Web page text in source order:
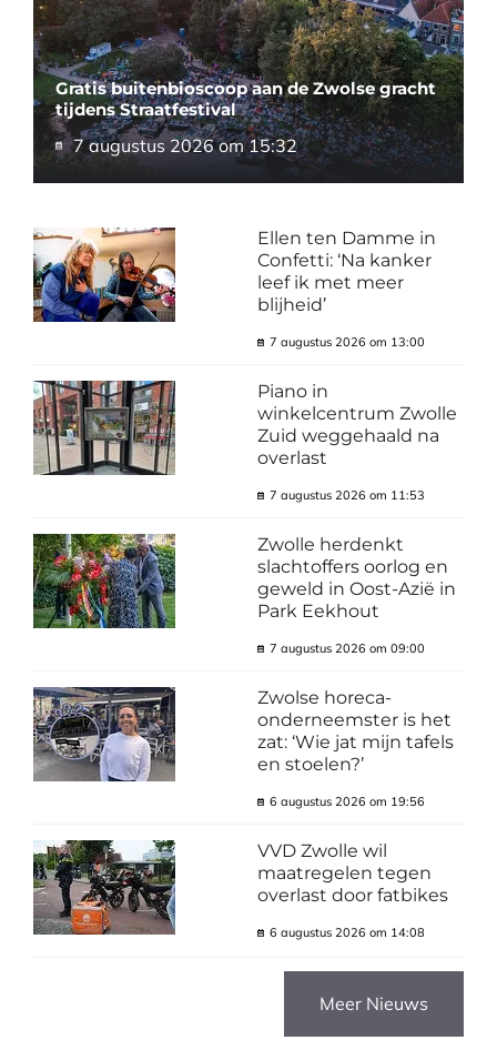
Gratis buitenbioscoop aan de Zwolse gracht
tijdens Straatfestival
7 augustus 2026 om 15:32
Ellen ten Damme in
Confetti: ‘Na kanker
leef ik met meer
blijheid’
7 augustus 2026 om 13:00
Piano in
winkelcentrum Zwolle
Zuid weggehaald na
overlast
7 augustus 2026 om 11:53
Zwolle herdenkt
slachtoffers oorlog en
geweld in Oost-Azië in
Park Eekhout
7 augustus 2026 om 09:00
Zwolse horeca-
onderneemster is het
zat: ‘Wie jat mijn tafels
en stoelen?’
6 augustus 2026 om 19:56
VVD Zwolle wil
maatregelen tegen
overlast door fatbikes
6 augustus 2026 om 14:08
Meer Nieuws